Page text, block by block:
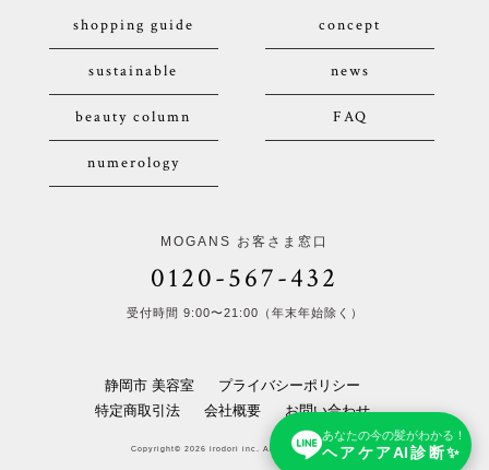
あなたの今の髪がわかる！
ヘアケアAI診断✨
shopping guide concept
sustainable news
beauty column FAQ
numerology
MOGANS お客さま窓口
0120-567-432
受付時間 9:00〜21:00（年末年始除く）
静岡市 美容室
プライバシーポリシー
特定商取引法
会社概要 お問い合わせ
Copyright© 2026 irodori inc. All Rights Reserved.